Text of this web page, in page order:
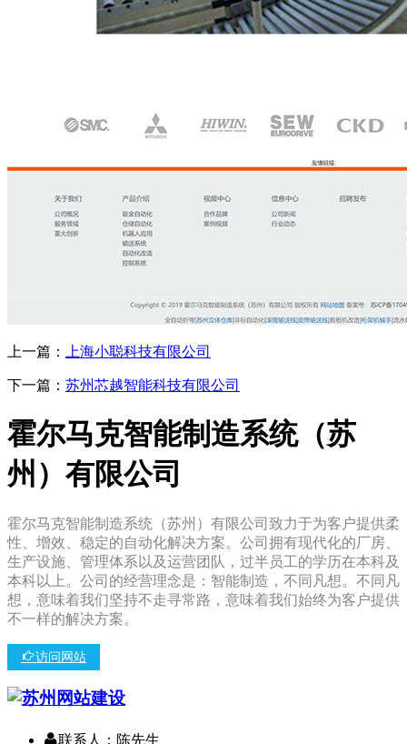
上一篇： 上海小聪科技有限公司
下一篇： 苏州芯越智能科技有限公司
霍尔马克智能制造系统（苏
州）有限公司
霍尔马克智能制造系统（苏州）有限公司致力于为客户提供柔
性、增效、稳定的自动化解决方案。公司拥有现代化的厂房、
生产设施、管理体系以及运营团队，过半员工的学历在本科及
本科以上。公司的经营理念是：智能制造，不同凡想。不同凡
想，意味着我们坚持不走寻常路，意味着我们始终为客户提供
不一样的解决方案。
访问网站
联系人：陈先生